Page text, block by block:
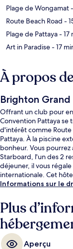
Plage de Wongamat
Route Beach Road -
Plage de Pattaya- 17
Art in Paradise- 17
À propos
Brighton
Offrant un club pour
Convention Pattaya se
d'intérêt comme Route
Pattaya. À la piscine
bonheur. Vous pourrez
Starboard, l'un des 2
déjeuner, il vous
internationale. Cet
en bord de piscine et
Informations sur le
Plus
Aperçu